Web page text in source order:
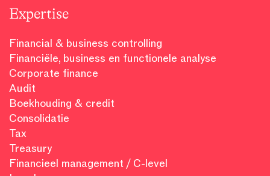
Expertise
Financial & business controlling
Financiële, business en functionele analyse
Corporate finance
Audit
Boekhouding & credit
Consolidatie
Tax
Treasury
Financieel management / C-level